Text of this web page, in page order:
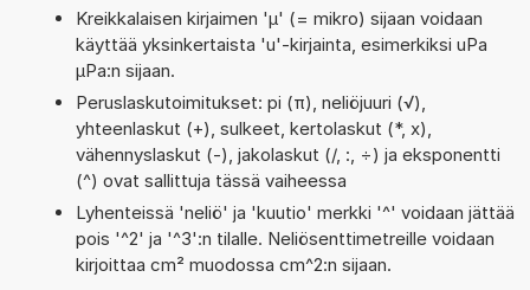
Kreikkalaisen kirjaimen 'µ' (= mikro) sijaan voidaan
käyttää yksinkertaista 'u'-kirjainta, esimerkiksi uPa
µPa:n sijaan.
Peruslaskutoimitukset: pi (π), neliöjuuri (√),
yhteenlaskut (+), sulkeet, kertolaskut (*, x),
vähennyslaskut (-), jakolaskut (/, :, ÷) ja eksponentti
(^) ovat sallittuja tässä vaiheessa
Lyhenteissä 'neliö' ja 'kuutio' merkki '^' voidaan jättää
pois '^2' ja '^3':n tilalle. Neliösenttimetreille voidaan
kirjoittaa cm² muodossa cm^2:n sijaan.